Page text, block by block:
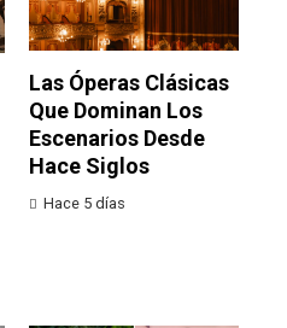
Las Óperas Clásicas
Que Dominan Los
Escenarios Desde
Hace Siglos
Hace 5 días